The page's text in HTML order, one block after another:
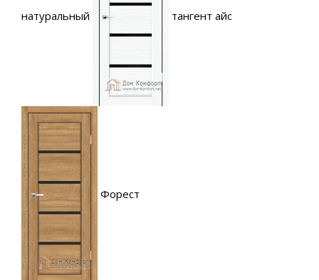
натуральный тангент айс
Форест